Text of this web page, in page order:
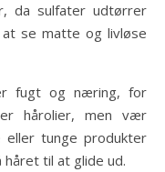
da sulfater udtørrer
se matte og livløse
fugt og næring, for
hårolier, men vær
tunge produkter
håret til at glide ud.